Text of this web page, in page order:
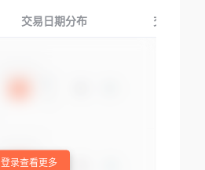
交易日期分布 交易产品
登录查看更多